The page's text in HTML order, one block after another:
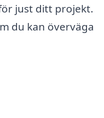
just ditt projekt.
du kan överväga